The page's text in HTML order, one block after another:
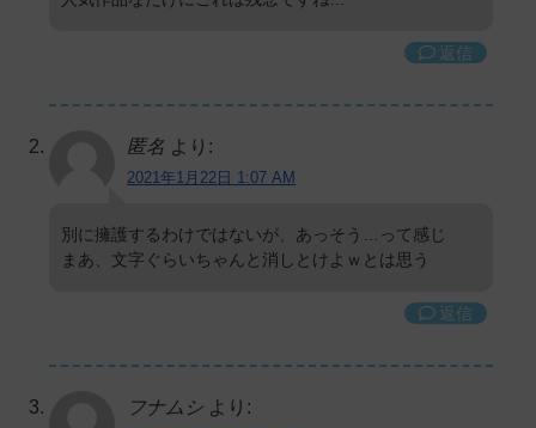
返信
匿名 より:
2021年1月22日 1:07 AM
別に擁護するわけではないが、あっそう…って感じ
まあ、文字ぐらいちゃんと消しとけよｗとは思う
返信
フナムシ より: